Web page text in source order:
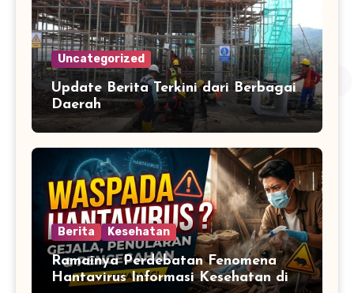
Uncategorized
Update Berita Terkini dari Berbagai
Daerah
Berita Kesehatan
Ramainya Perdebatan Fenomena
Hantavirus Informasi Kesehatan di